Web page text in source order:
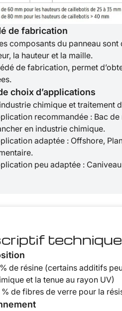
de fabrication
composants du panneau
la hauteur et la maille.
de fabrication, permet
choix d’applications
chimique et traitement
recommandée : Bac
en industrie chimique.
adaptée : Offshore,
peu adaptée : Caniveau
technique
de résine (certains additifs
et la tenue au rayon UV)
% de fibres de verre pour la